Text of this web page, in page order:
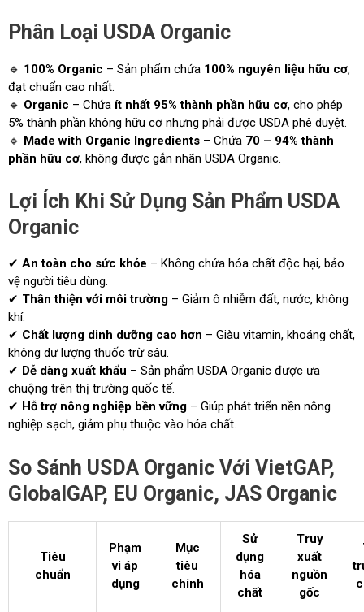
Phân Loại USDA Organic
🔹 100% Organic – Sản phẩm chứa 100% nguyên liệu hữu cơ,
đạt chuẩn cao nhất.
🔹 Organic – Chứa ít nhất 95% thành phần hữu cơ, cho phép
5% thành phần không hữu cơ nhưng phải được USDA phê duyệt.
🔹 Made with Organic Ingredients – Chứa 70 – 94% thành
phần hữu cơ, không được gắn nhãn USDA Organic.
Lợi Ích Khi Sử Dụng Sản Phẩm USDA
Organic
✔ An toàn cho sức khỏe – Không chứa hóa chất độc hại, bảo
vệ người tiêu dùng.
✔ Thân thiện với môi trường – Giảm ô nhiễm đất, nước, không
khí.
✔ Chất lượng dinh dưỡng cao hơn – Giàu vitamin, khoáng chất,
không dư lượng thuốc trừ sâu.
✔ Dễ dàng xuất khẩu – Sản phẩm USDA Organic được ưa
chuộng trên thị trường quốc tế.
✔ Hỗ trợ nông nghiệp bền vững – Giúp phát triển nền nông
nghiệp sạch, giảm phụ thuộc vào hóa chất.
So Sánh USDA Organic Với VietGAP,
GlobalGAP, EU Organic, JAS Organic
Tiêu
chuẩn
Phạm
vi áp
dụng
Mục
tiêu
chính
Sử
dụng
hóa
chất
Truy
xuất
nguồn
gốc